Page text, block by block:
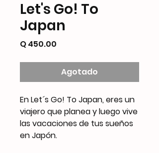
Let's Go! To
Japan
Q 450.00
Agotado
En Let´s Go! To Japan, eres un
viajero que planea y luego vive
las vacaciones de tus sueños
en Japón.